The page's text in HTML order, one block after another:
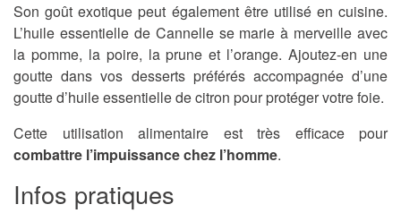
Son goût exotique peut également être utilisé en cuisine.
L’huile essentielle de Cannelle se marie à merveille avec
la pomme, la poire, la prune et l’orange. Ajoutez-en une
goutte dans vos desserts préférés accompagnée d’une
goutte d’huile essentielle de citron pour protéger votre foie.
Cette utilisation alimentaire est très efficace pour
combattre l’impuissance chez l’homme.
Infos pratiques